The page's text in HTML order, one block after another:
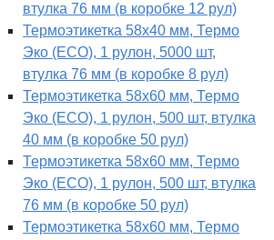
втулка 76 мм (в коробке 12 рул)
Термоэтикетка 58х40 мм, Термо
Эко (ECO), 1 рулон, 5000 шт,
втулка 76 мм (в коробке 8 рул)
Термоэтикетка 58х60 мм, Термо
Эко (ECO), 1 рулон, 500 шт, втулка
40 мм (в коробке 50 рул)
Термоэтикетка 58х60 мм, Термо
Эко (ECO), 1 рулон, 500 шт, втулка
76 мм (в коробке 50 рул)
Термоэтикетка 58х60 мм, Термо